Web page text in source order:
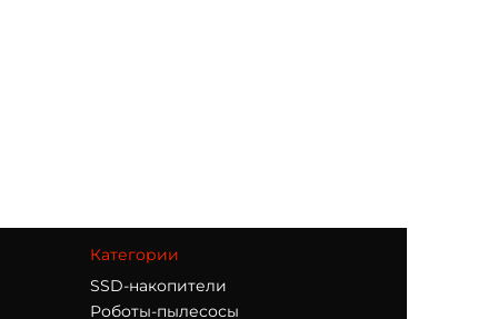
Категории
SSD-накопители
Роботы-пылесосы